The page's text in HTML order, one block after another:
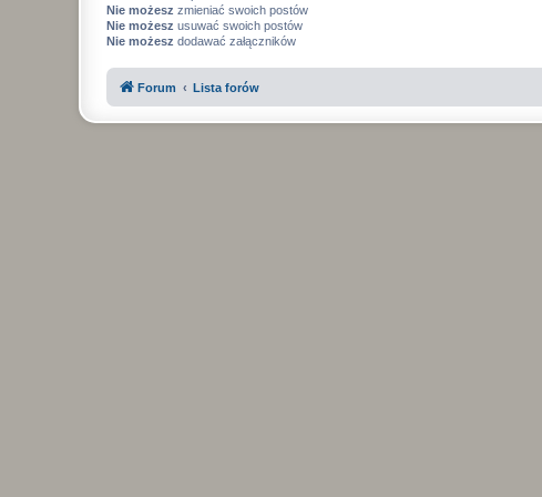
Nie możesz zmieniać swoich postów
Nie możesz usuwać swoich postów
Nie możesz dodawać załączników
Forum Lista forów